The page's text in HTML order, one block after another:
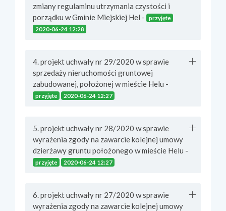
zmiany regulaminu utrzymania czystości i
porządku w Gminie Miejskiej Hel -
przyjęte
2020-06-24 12:28
4. projekt uchwały nr 29/2020 w sprawie
sprzedaży nieruchomości gruntowej
zabudowanej, położonej w mieście Helu -
przyjęte 2020-06-24 12:27
5. projekt uchwały nr 28/2020 w sprawie
wyrażenia zgody na zawarcie kolejnej umowy
dzierżawy gruntu położonego w mieście Helu -
przyjęte 2020-06-24 12:27
6. projekt uchwały nr 27/2020 w sprawie
wyrażenia zgody na zawarcie kolejnej umowy